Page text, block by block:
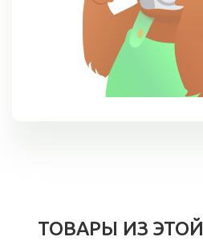
ТОВАРЫ ИЗ ЭТОЙ